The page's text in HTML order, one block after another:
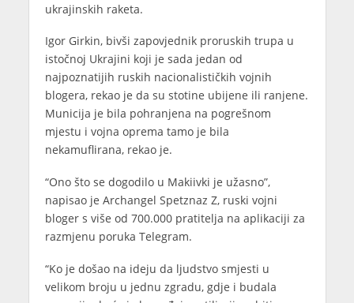
ukrajinskih raketa.
Igor Girkin, bivši zapovjednik proruskih trupa u
istočnoj Ukrajini koji je sada jedan od
najpoznatijih ruskih nacionalističkih vojnih
blogera, rekao je da su stotine ubijene ili ranjene.
Municija je bila pohranjena na pogrešnom
mjestu i vojna oprema tamo je bila
nekamuflirana, rekao je.
“Ono što se dogodilo u Makiivki je užasno”,
napisao je Archangel Spetznaz Z, ruski vojni
bloger s više od 700.000 pratitelja na aplikaciji za
razmjenu poruka Telegram.
“Ko je došao na ideju da ljudstvo smjesti u
velikom broju u jednu zgradu, gdje i budala